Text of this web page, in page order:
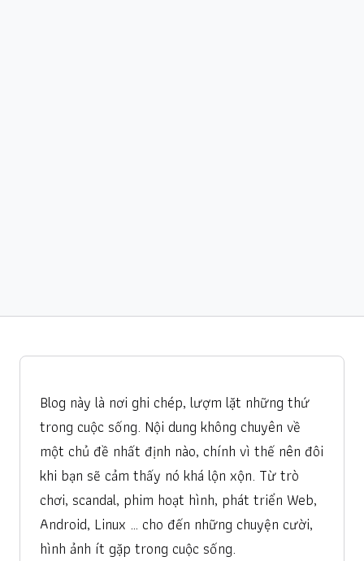
Blog này là nơi ghi chép, lượm lặt những thứ
trong cuộc sống. Nội dung không chuyên về
một chủ đề nhất định nào, chính vì thế nên đôi
khi bạn sẽ cảm thấy nó khá lộn xộn. Từ trò
chơi, scandal, phim hoạt hình, phát triển Web,
Android, Linux … cho đến những chuyện cười,
hình ảnh ít gặp trong cuộc sống.